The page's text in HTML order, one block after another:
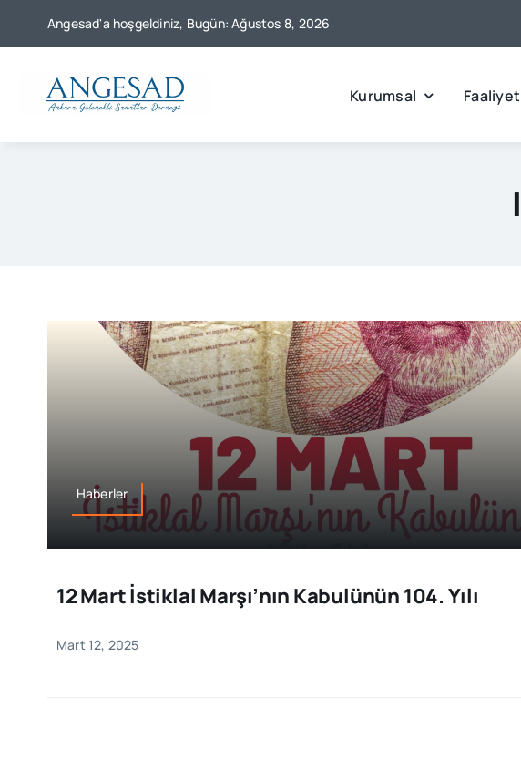
Angesad'a hoşgeldiniz, Bugün: Ağustos 8, 2026
Kurumsal
Haberler
12 Mart İstiklal Marşı’nın Kabulünün 104. Yılı
Mart 12, 2025